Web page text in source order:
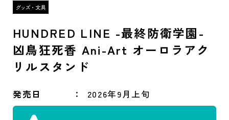
HUNDRED LINE -最終防衛学園-
凶鳥狂死香 Ani-Art オーロラアク
リルスタンド
発売日 2026年9月上旬